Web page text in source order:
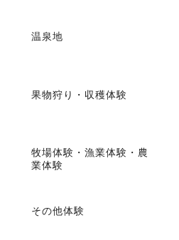
温泉地
果物狩り・収穫体験
牧場体験・漁業体験・農
業体験
その他体験